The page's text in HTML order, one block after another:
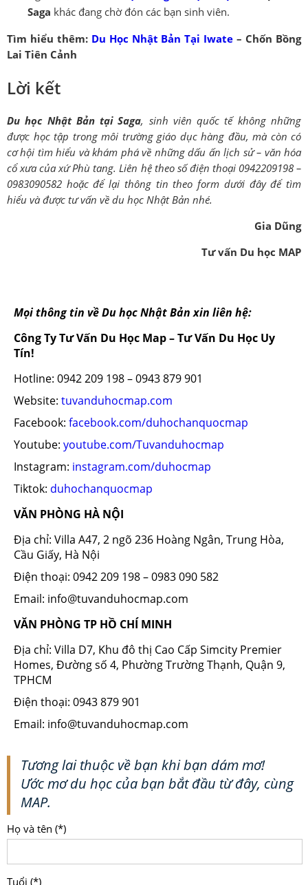
Saga khác đang chờ đón các bạn sinh viên.
Tìm hiểu thêm: Du Học Nhật Bản Tại Iwate – Chốn Bồng
Lai Tiên Cảnh
Lời kết
Du học Nhật Bản tại Saga, sinh viên quốc tế không những
được học tập trong môi trường giáo dục hàng đầu, mà còn có
cơ hội tìm hiểu và khám phá về những dấu ấn lịch sử – văn hóa
cổ xưa của xứ Phù tang. Liên hệ theo số điện thoại 0942209198 –
0983090582 hoặc để lại thông tin theo form dưới đây để tìm
hiểu và được tư vấn về du học Nhật Bản nhé.
Gia Dũng
Tư vấn Du học MAP
Mọi thông tin về Du học Nhật Bản xin liên hệ:
Công Ty Tư Vấn Du Học Map – Tư Vấn Du Học Uy
Tín!
Hotline: 0942 209 198 – 0943 879 901
Website: tuvanduhocmap.com
Facebook: facebook.com/duhochanquocmap
Youtube: youtube.com/Tuvanduhocmap
Instagram: instagram.com/duhocmap
Tiktok: duhochanquocmap
VĂN PHÒNG HÀ NỘI
Địa chỉ: Villa A47, 2 ngõ 236 Hoàng Ngân, Trung Hòa,
Cầu Giấy, Hà Nội
Điện thoại: 0942 209 198 – 0983 090 582
Email: info@tuvanduhocmap.com
VĂN PHÒNG TP HỒ CHÍ MINH
Địa chỉ: Villa D7, Khu đô thị Cao Cấp Simcity Premier
Homes, Đường số 4, Phường Trường Thạnh, Quận 9,
TPHCM
Điện thoại: 0943 879 901
Email: info@tuvanduhocmap.com
Tương lai thuộc về bạn khi bạn dám mơ!
Ước mơ du học của bạn bắt đầu từ đây, cùng
MAP.
Họ và tên (*)
Tuổi (*)